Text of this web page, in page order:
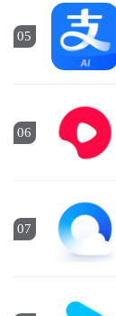
05
06
07